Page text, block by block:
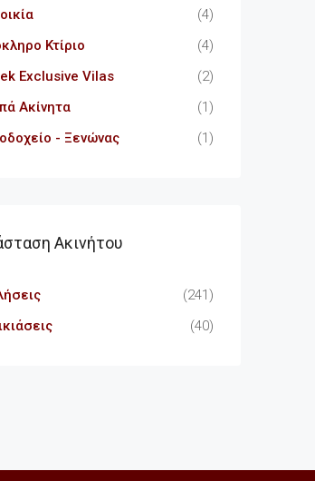
(4)
Κτίριο
(4)
Exclusive Vilas
(2)
Ακίνητα
(1)
- Ξενώνας
(1)
Ακινήτου
(241)
(40)